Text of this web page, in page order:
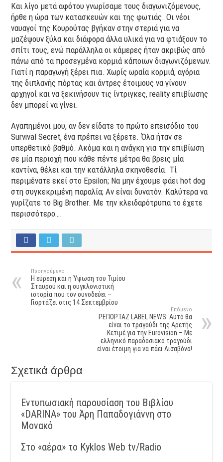
Και λίγο μετά αφότου γνωρίσαμε τους διαγωνιζόμενους,
ήρθε η ώρα των κατασκευών και της φωτιάς. Οι νέοι
ναυαγοί της Κουρούτας βγήκαν στην στεριά για να
μαζέψουν ξύλα και διάφορα άλλα υλικά για να φτιάξουν το
σπίτι τους, ενώ παράλληλα οι κάμερες ήταν ακριβώς από
πάνω από τα προσεγμένα κορμιά κάποιων διαγωνιζόμενων.
Γιατί η παραγωγή ξέρει πια. Χωρίς ωραία κορμιά, αγόρια
της διπλανής πόρτας και άντρες έτοιμους να γίνουν
αρχηγοί και να ξεκινήσουν τις ίντριγκες, reality επιβίωσης
δεν μπορεί να γίνει.
Αγαπημένοι μου, αν δεν είδατε το πρώτο επεισόδιο του
Survival Secret, ένα πρέπει να ξέρετε. Όλα ήταν σε
υπερθετικό βαθμό. Ακόμα και η ανάγκη για την επιβίωση
σε μία περιοχή που κάθε πέντε μέτρα θα βρεις μία
καντίνα, θέλει και την κατάλληλα σκηνοθεσία. Τί
περιμένατε εκεί στο Epsilon; Να μην έχουμε φάει hot dog
στη συγκεκριμένη παραλία; Αν είναι δυνατόν. Καλύτερα να
γυρίζατε το Big Brother. Με την κλειδαρότρυπα το έχετε
περισσότερο….
Προηγούμενο
Η εύρεση και η Ύψωση του Τιμίου
Σταυρού και η συγκλονιστική
ιστορία που τον συνοδεύει –
Γιορτάζει στις 14 Σεπτεμβρίου
Επόμενο
ΡΕΠΟΡΤΑΖ LABEL NEWS: Αυτό θα
είναι το τραγούδι της Αρετής
Κετιμέ για την Eurovision – Με
ελληνικό παραδοσιακό τραγούδι
είναι έτοιμη για να πάει Λισαβόνα!
Σχετικά άρθρα
Εντυπωσιακή παρουσίαση του Βιβλίου
«DARINA» του Άρη Παπαδογιάννη στο
Μονακό
Στο «αέρα» το Kyklos Web tv/Radio